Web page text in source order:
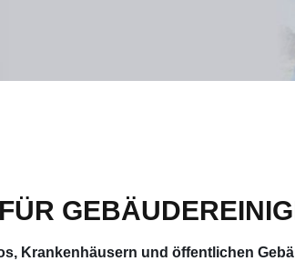
Krankenhäusern und öffentlichen